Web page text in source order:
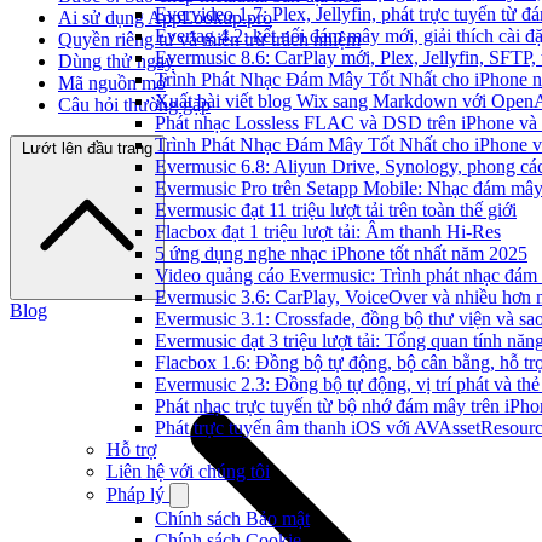
Evervideo 1.7: Plex, Jellyfin, phát trực tuyến từ
Evertag 4.2: kết nối đám mây mới, giải thích cài
Evermusic 8.6: CarPlay mới, Plex, Jellyfin,
Trình Phát Nhạc Đám Mây Tốt Nhất cho iPhone
Xuất bài viết blog Wix sang Markdown với
Phát nhạc Lossless FLAC và DSD trên iPhone
Trình Phát Nhạc Đám Mây Tốt Nhất cho iPhone
Evermusic 6.8: Aliyun Drive, Synology, phong
Evermusic Pro trên Setapp Mobile: Nhạc đám
Evermusic đạt 11 triệu lượt tải trên toàn thế giới
Flacbox đạt 1 triệu lượt tải: Âm thanh Hi-Res
5 ứng dụng nghe nhạc iPhone tốt nhất năm 2025
Video quảng cáo Evermusic: Trình phát nhạc đám
Evermusic 3.6: CarPlay, VoiceOver và nhiều hơn
Evermusic 3.1: Crossfade, đồng bộ thư viện và
Evermusic đạt 3 triệu lượt tải: Tổng quan tính
Flacbox 1.6: Đồng bộ tự động, bộ cân bằng, hỗ
Evermusic 2.3: Đồng bộ tự động, vị trí phát và thẻ
Phát nhạc trực tuyến từ bộ nhớ đám mây trên
Phát trực tuyến âm thanh iOS với
Hỗ trợ
Liên hệ với chúng tôi
Pháp lý
Chính sách Bảo mật
Ai sử dụng AppLookup.pro
Quyền riêng tư và miễn trừ trách nhiệm
Dùng thử ngay
Mã nguồn mở
Câu hỏi thường gặp
Lướt lên đầu trang
Blog